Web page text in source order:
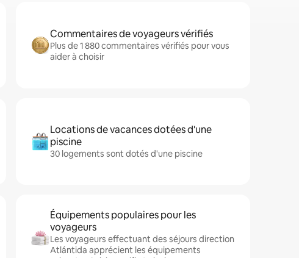
Commentaires de voyageurs vérifiés
Plus de 1 880 commentaires vérifiés pour vous
aider à choisir
Locations de vacances dotées d'une
piscine
30 logements sont dotés d'une piscine
Équipements populaires pour les
voyageurs
Les voyageurs effectuant des séjours direction
Atlántida apprécient les équipements